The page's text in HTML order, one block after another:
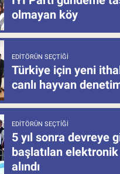
olmayan köy
EDITÖRÜN SEÇTIĞI
Türkiye için yeni
canlı hayvan
EDITÖRÜN SEÇTIĞI
5 yıl sonra devreye
başlatılan
alındı